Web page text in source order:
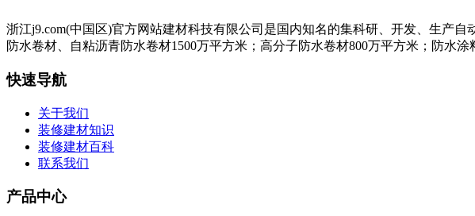
浙江j9.com(中国区)官方网站建材科技有限公司是国内知名的集科研、开发、生产
防水卷材、自粘沥青防水卷材1500万平方米；高分子防水卷材800万平方米；防水涂
快速导航
关于我们
装修建材知识
装修建材百科
联系我们
产品中心